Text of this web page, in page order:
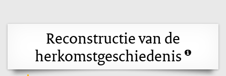
Reconstructie van de
herkomstgeschiedenis